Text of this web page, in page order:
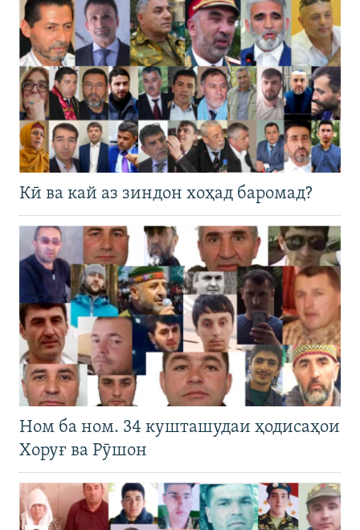
Кӣ ва кай аз зиндон хоҳад баромад?
Ном ба ном. 34 кушташудаи ҳодисаҳои
Хоруғ ва Рӯшон